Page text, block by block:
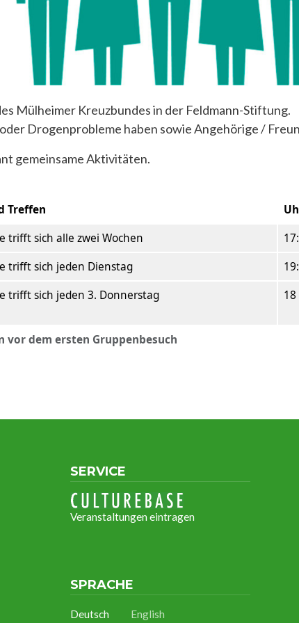
Mülheimer Kreuzbundes in der Feldmann-Stiftung.
Drogenprobleme haben sowie Angehörige /
gemeinsame Aktivitäten.
dem ersten Gruppenbesuch
Treffen
trifft sich alle zwei Wochen
trifft sich jeden Dienstag
trifft sich jeden 3. Donnerstag
SERVICE
Veranstaltungen eintragen
SPRACHE
Deutsch English